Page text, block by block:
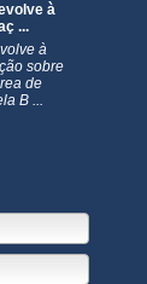
à
...
à
sobre
de
B ...